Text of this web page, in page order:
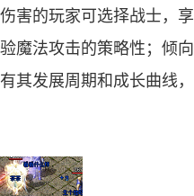
害的玩家可选择战士，享
魔法攻击的策略性；倾向
其发展周期和成长曲线，